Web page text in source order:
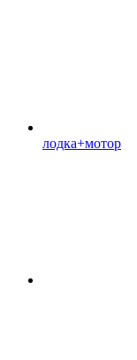
лодка+мотор